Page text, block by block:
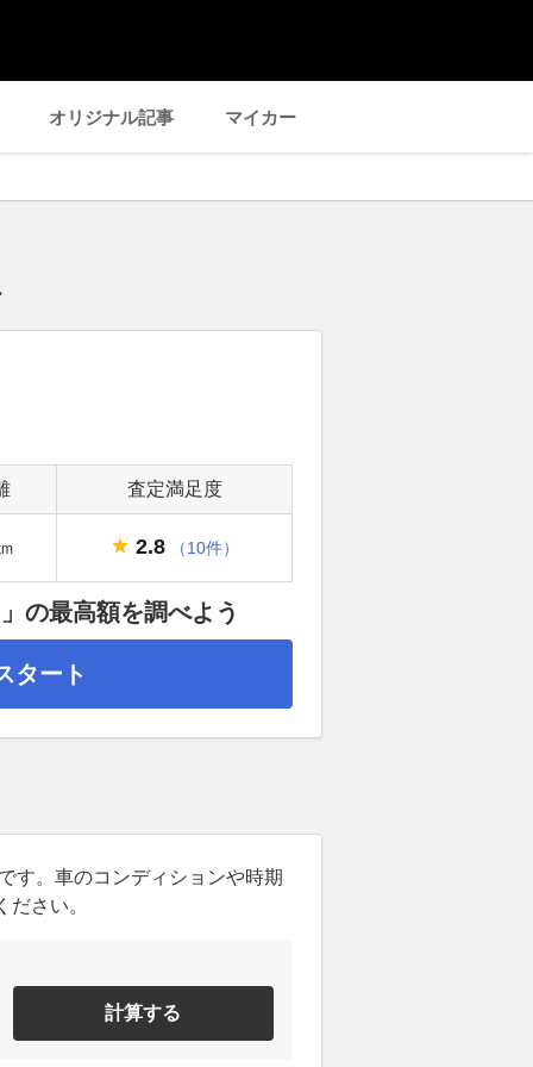
オリジナル記事 マイカー
査定満足度
2.8 （10件）
の最高額を調べよう
タート
す。車のコンディションや時期
さい。
計算する